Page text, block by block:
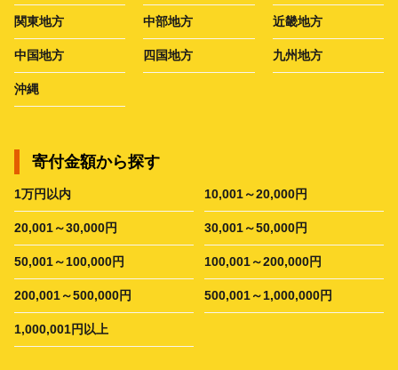
関東地方 中部地方 近畿地方
中国地方 四国地方 九州地方
沖縄
寄付金額から探す
1万円以内 10,001～20,000円
20,001～30,000円 30,001～50,000円
50,001～100,000円 100,001～200,000円
200,001～500,000円 500,001～1,000,000円
1,000,001円以上